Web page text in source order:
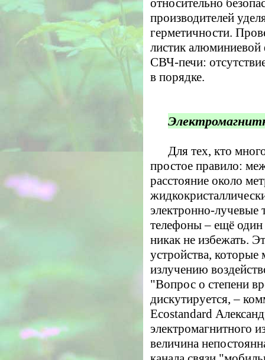
относительно
производителей
герметичности.
листик
СВЧ-печи:
в порядке.
Для тех, кто
простое правило:
расстояние около
электронно-
телефоны – ещё один
никак не избежать.
устройства,
излучению
"Вопрос о степени
дискутируется, –
Ecostandard
электромагнитного
величина